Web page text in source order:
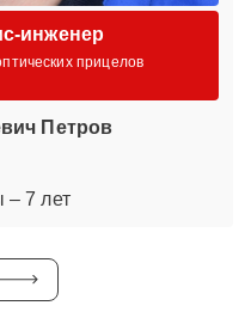
инженер
прицелов
Петров
– 7 лет